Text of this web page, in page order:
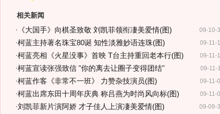
相关新闻
09-10-
· 《大国手》向棋圣致敬 刘凯菲领衔凄美爱情(图)
09-11-
·柯蓝主持著名珠宝80诞 知性淡雅妙语连珠(图)
09-11-
·柯蓝亮相《火星没事》首映 T台主持重回老本行(图)
09-11-
·柯蓝宣读张强致信 "你的离去让圈子变得团结"
09-11-
·柯蓝作客《非常不一班》 力赞杂技演员(图)
09-11-
·柯蓝出席东田十周年庆典 称吕燕为时尚风向标(图)
09-09-
·刘凯菲新片演阿娇 才子佳人上演凄美爱情(图)